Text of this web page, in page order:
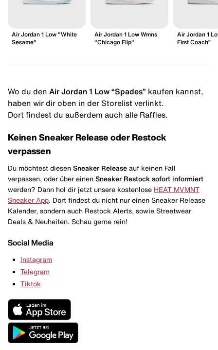
Air Jordan 1 Low "White
Sesame"
Air Jordan 1 Low Wmns
"Chicago Flip"
Air Jordan 1
First Coach”
Wo du den Air Jordan 1 Low “Spades” kaufen kannst,
haben wir dir oben in der Storelist verlinkt.
Dort findest du außerdem auch alle Raffles.
Keinen Sneaker Release oder Restock
verpassen
Du möchtest diesen Sneaker Release auf keinen Fall
verpassen, oder über einen Sneaker Restock sofort informiert
werden? Dann hol dir jetzt unsere kostenlose HEAT MVMNT
Sneaker App . Dort findest du nicht nur einen Sneaker Release
Kalender, sondern auch Restock Alerts, sowie Streetwear
Deals & Neuheiten. Schau gerne rein!
Social Media
Instagram
Telegram
Tiktok